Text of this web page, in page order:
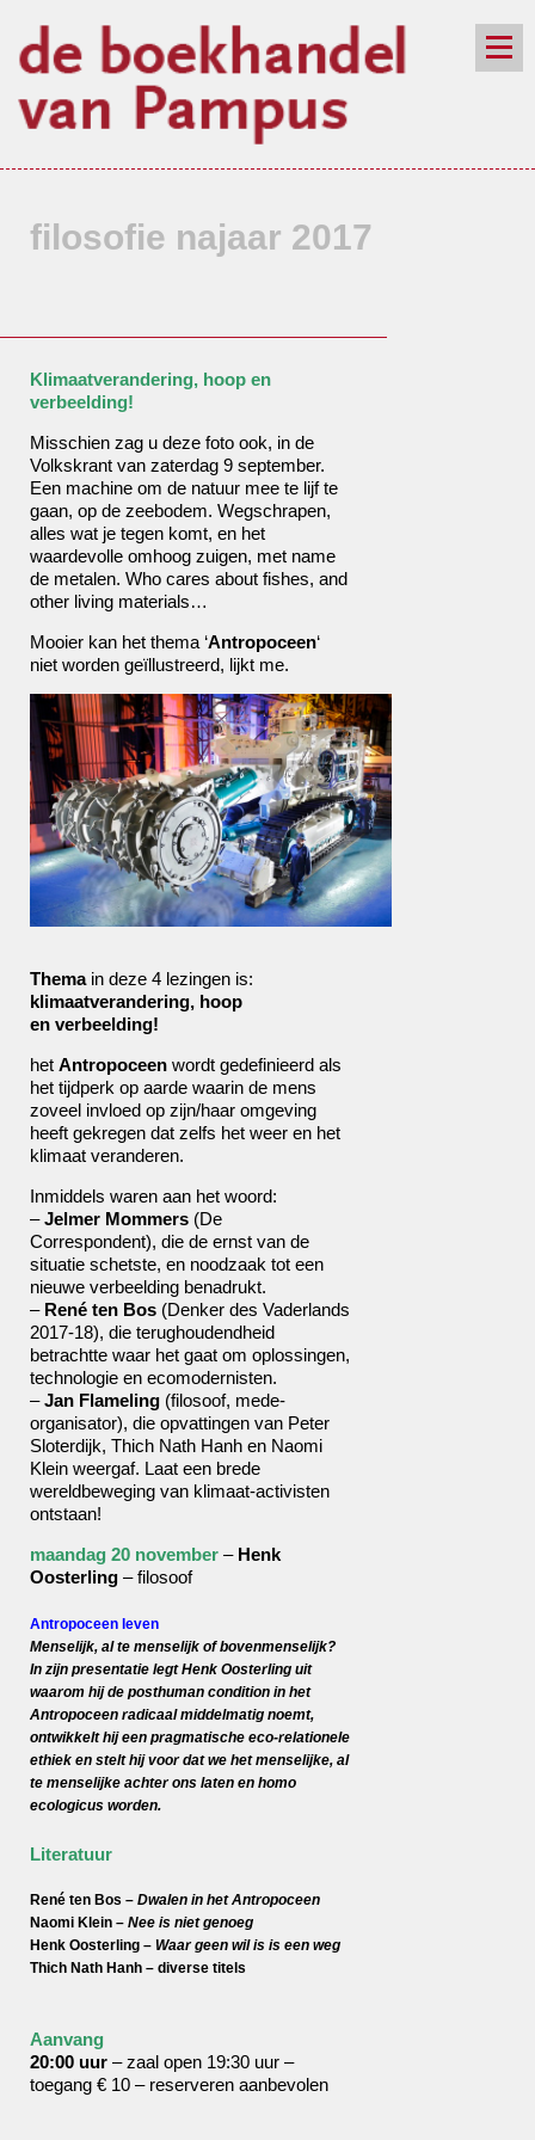
filosofie najaar 2017
Klimaatverandering, hoop en
verbeelding!
Misschien zag u deze foto ook, in de
Volkskrant van zaterdag 9 september.
Een machine om de natuur mee te lijf te
gaan, op de zeebodem. Wegschrapen,
alles wat je tegen komt, en het
waardevolle omhoog zuigen, met name
de metalen. Who cares about fishes, and
other living materials…
Mooier kan het thema ‘Antropoceen‘
niet worden geïllustreerd, lijkt me.
Themain deze 4 lezingen is:
klimaatverandering, hoop
en verbeelding!
het Antropoceen wordt gedefinieerd als
het tijdperk op aarde waarin de mens
zoveel invloed op zijn/haar omgeving
heeft gekregen dat zelfs het weer en het
klimaat veranderen.
Inmiddels waren aan het woord:
–Jelmer Mommers (De
Correspondent), die de ernst van de
situatie schetste, en noodzaak tot een
nieuwe verbeelding benadrukt.
– René ten Bos (Denker des Vaderlands
2017-18), die terughoudendheid
betrachtte waar het gaat om oplossingen,
technologie en ecomodernisten.
–Jan Flameling (filosoof, mede-
organisator), die opvattingen van Peter
Sloterdijk, Thich Nath Hanh en Naomi
Klein weergaf. Laat een brede
wereldbeweging van klimaat-activisten
ontstaan!
maandag 20 november – Henk
Oosterling – filosoof
Antropoceen leven
Menselijk, al te menselijk of bovenmenselijk?
In zijn presentatie legt Henk Oosterling uit
waarom hij de posthuman condition in het
Antropoceen radicaal middelmatig noemt,
ontwikkelt hij een pragmatische eco-relationele
ethiek en stelt hij voor dat we het menselijke, al
te menselijke achter ons laten en homo
ecologicus worden.
Literatuur
René ten Bos – Dwalen in het Antropoceen
Naomi Klein – Nee is niet genoeg
Henk Oosterling – Waar geen wil is is een weg
Thich Nath Hanh – diverse titels
Aanvang
20:00 uur – zaal open 19:30 uur –
toegang € 10 – reserveren aanbevolen